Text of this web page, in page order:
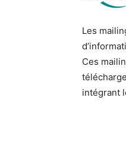
Les
Ces
intégrant